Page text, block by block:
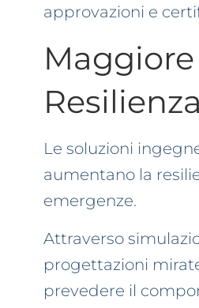
approvazioni e
Maggiore
Le soluzioni
aumentano la
emergenze.
Attraverso
progettazioni
prevedere il